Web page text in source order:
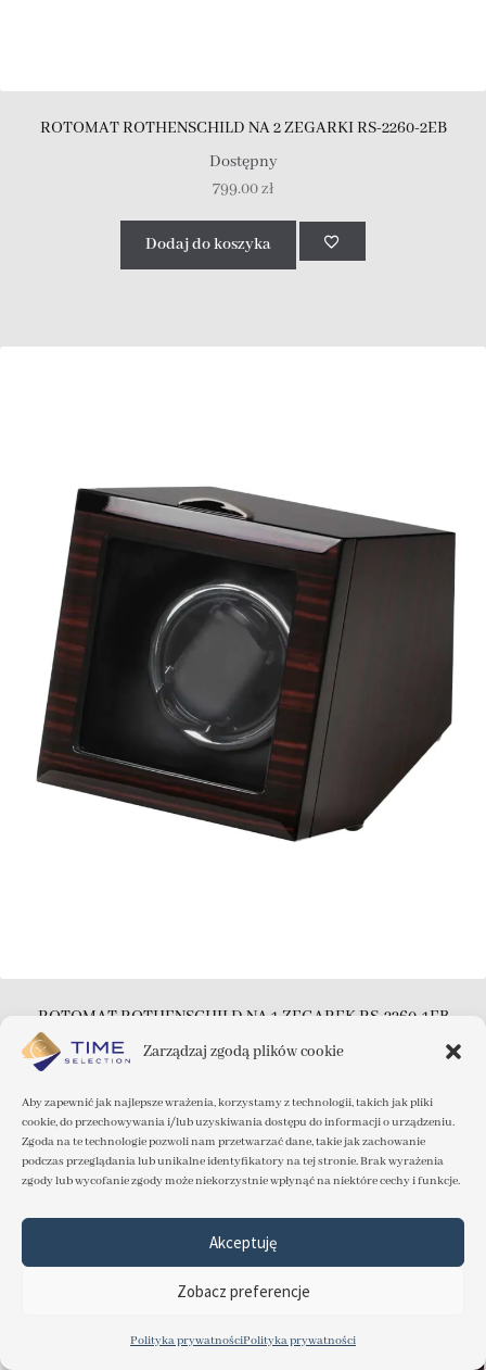
Zarządzaj zgodą plików cookie
Aby zapewnić jak najlepsze wrażenia, korzystamy z technologii, takich jak pliki
cookie, do przechowywania i/lub uzyskiwania dostępu do informacji o urządzeniu.
Zgoda na te technologie pozwoli nam przetwarzać dane, takie jak zachowanie
podczas przeglądania lub unikalne identyfikatory na tej stronie. Brak wyrażenia
zgody lub wycofanie zgody może niekorzystnie wpłynąć na niektóre cechy i funkcje.
Akceptuję
Zobacz preferencje
Polityka prywatnościPolityka prywatności
ROTOMAT ROTHENSCHILD NA 2 ZEGARKI RS-2260-2EB
Dostępny
799.00zł
Dodaj do koszyka
ROTOMAT ROTHENSCHILD NA 1 ZEGAREK RS-2260-1EB
Dostępny
Dodaj do koszyka